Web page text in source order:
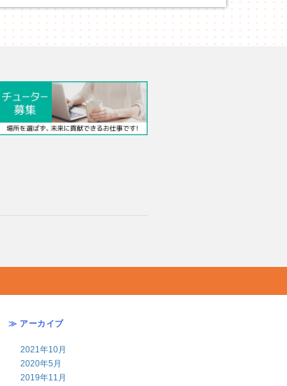
≫ アーカイブ
2021年10月
2020年5月
2019年11月